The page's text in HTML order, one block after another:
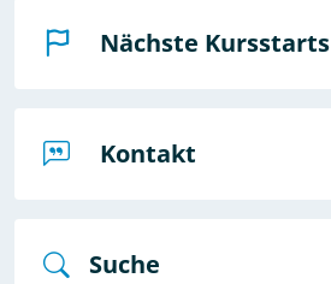
Nächste Kursstarts
Suche
Kontakt